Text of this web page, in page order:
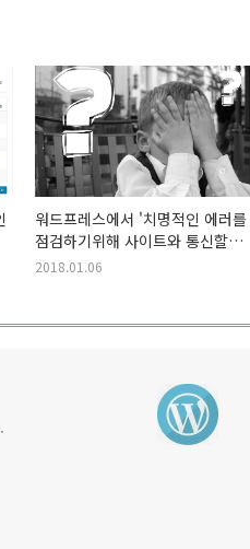
워드프레스에서 '치명적인 에러를
점검하기위해 사이트와 통신할수
없습니다' 오류가 발생하는 경우
2018.01.06